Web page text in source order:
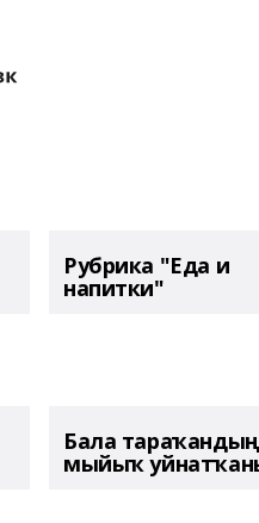
Рубрика "Еда и
напитки"
Бала тараҡандың
мыйыҡ